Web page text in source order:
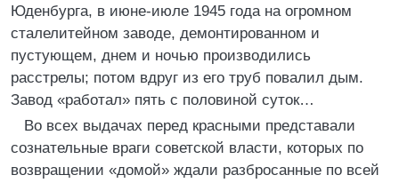
Юденбурга, в июне-июле 1945 года на огромном
сталелитейном заводе, демонтированном и
пустующем, днем и ночью производились
расстрелы; потом вдруг из его труб повалил дым.
Завод «работал» пять с половиной суток…
Во всех выдачах перед красными представали
сознательные враги советской власти, которых по
возвращении «домой» ждали разбросанные по всей